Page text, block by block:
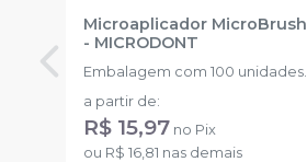
Microaplicador MicroBrush
- MICRODONT
Embalagem com 100 unidades.
a partir de:
R$ 15,97 no Pix
ou R$ 16,81 nas demais